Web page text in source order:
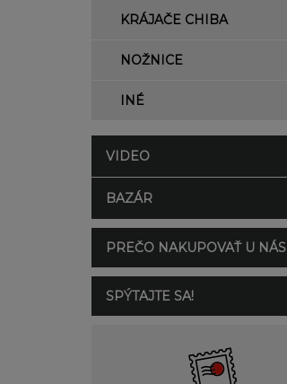
KRÁJAČE CHIBA
NOŽNICE
INÉ
VIDEO
BAZÁR
PREČO NAKUPOVAŤ U NÁS
SPÝTAJTE SA!